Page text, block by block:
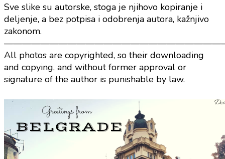
Sve slike su autorske, stoga je njihovo kopiranje i
deljenje, a bez potpisa i odobrenja autora, kažnjivo
zakonom.
All photos are copyrighted, so their downloading
and copying, and without former approval or
signature of the author is punishable by law.